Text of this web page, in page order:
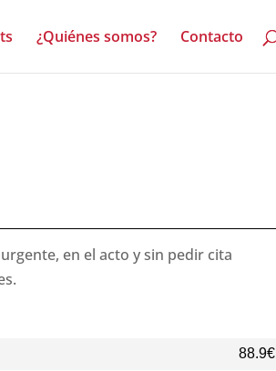
¿Quiénes somos? Contacto
en el acto y sin pedir cita
88.9€